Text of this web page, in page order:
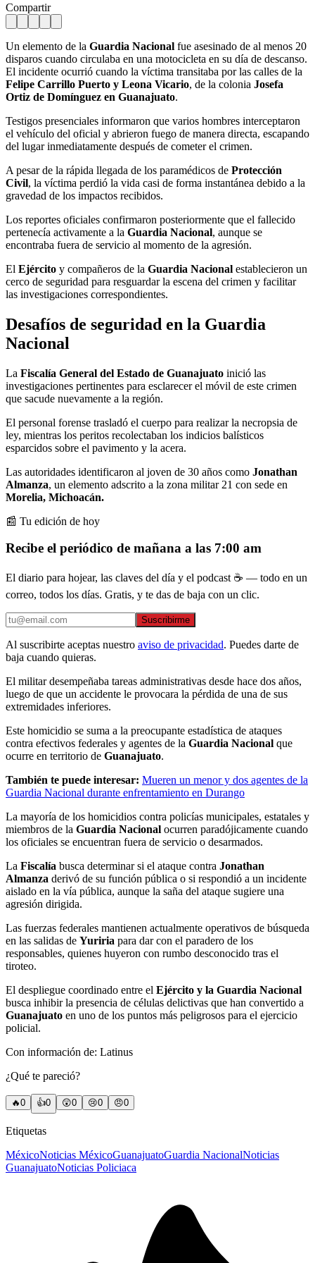
Compartir
Un elemento de la Guardia Nacional fue asesinado de al menos 20
disparos cuando circulaba en una motocicleta en su día de descanso.
El incidente ocurrió cuando la víctima transitaba por las calles de la
Felipe Carrillo Puerto y Leona Vicario, de la colonia Josefa
Ortiz de Domínguez en Guanajuato.
Testigos presenciales informaron que varios hombres interceptaron
el vehículo del oficial y abrieron fuego de manera directa, escapando
del lugar inmediatamente después de cometer el crimen.
A pesar de la rápida llegada de los paramédicos de Protección
Civil, la víctima perdió la vida casi de forma instantánea debido a la
gravedad de los impactos recibidos.
Los reportes oficiales confirmaron posteriormente que el fallecido
pertenecía activamente a la Guardia Nacional, aunque se
encontraba fuera de servicio al momento de la agresión.
El Ejército y compañeros de la Guardia Nacional establecieron un
cerco de seguridad para resguardar la escena del crimen y facilitar
las investigaciones correspondientes.
Desafíos de seguridad en la Guardia
Nacional
La Fiscalía General del Estado de Guanajuato inició las
investigaciones pertinentes para esclarecer el móvil de este crimen
que sacude nuevamente a la región.
El personal forense trasladó el cuerpo para realizar la necropsia de
ley, mientras los peritos recolectaban los indicios balísticos
esparcidos sobre el pavimento y la acera.
Las autoridades identificaron al joven de 30 años como Jonathan
Almanza, un elemento adscrito a la zona militar 21 con sede en
Morelia, Michoacán.
📰 Tu edición de hoy
Recibe el periódico de mañana a las 7:00 am
El diario para hojear, las claves del día y el podcast ☕ — todo en un
correo, todos los días. Gratis, y te das de baja con un clic.
Suscribirme
Al suscribirte aceptas nuestro aviso de privacidad. Puedes darte de
baja cuando quieras.
El militar desempeñaba tareas administrativas desde hace dos años,
luego de que un accidente le provocara la pérdida de una de sus
extremidades inferiores.
Este homicidio se suma a la preocupante estadística de ataques
contra efectivos federales y agentes de la Guardia Nacional que
ocurre en territorio de Guanajuato.
También te puede interesar: Mueren un menor y dos agentes de la
Guardia Nacional durante enfrentamiento en Durango
La mayoría de los homicidios contra policías municipales, estatales y
miembros de la Guardia Nacional ocurren paradójicamente cuando
los oficiales se encuentran fuera de servicio o desarmados.
La Fiscalía busca determinar si el ataque contra Jonathan
Almanza derivó de su función pública o si respondió a un incidente
aislado en la vía pública, aunque la saña del ataque sugiere una
agresión dirigida.
Las fuerzas federales mantienen actualmente operativos de búsqueda
en las salidas de Yuriria para dar con el paradero de los
responsables, quienes huyeron con rumbo desconocido tras el
tiroteo.
El despliegue coordinado entre el Ejército y la Guardia Nacional
busca inhibir la presencia de células delictivas que han convertido a
Guanajuato en uno de los puntos más peligrosos para el ejercicio
policial.
Con información de: Latinus
¿Qué te pareció?
🔥0 👍0 😲0 😢0 😠0
Etiquetas
MéxicoNoticias MéxicoGuanajuatoGuardia NacionalNoticias
GuanajuatoNoticias Policiaca